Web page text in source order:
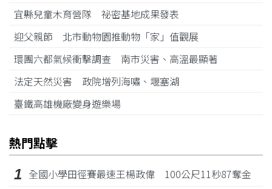
宜縣兒童木育營隊 祕密基地成果發表
迎父親節 北市動物園推動物「家」值觀展
環團六都氣候衝擊調查 南市災害、高溫最顯著
法定天然災害 政院增列海嘯、堰塞湖
臺鐵高雄機廠變身遊樂場
熱門點擊
1 全國小學田徑賽最速王楊政偉 100公尺11秒87奪金